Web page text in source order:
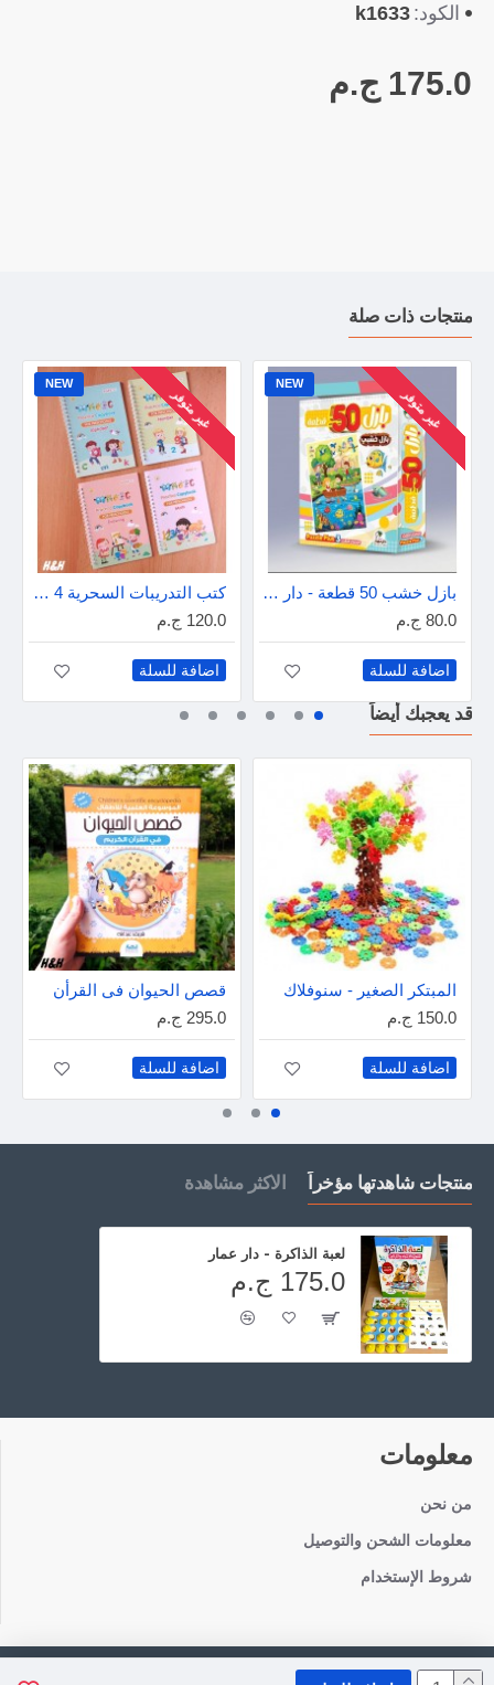
الكود: k1633
175.0 ج.م
منتجات ذات صلة
NEW
غير متوفر
بازل خشب 50 قطعة - دار عمار
80.0 ج.م
اضافة للسلة
NEW
غير متوفر
كتب التدريبات السحرية 4 كتب - إنجليزى
120.0 ج.م
اضافة للسلة
قد يعجبك أيضاً
المبتكر الصغير - سنوفلاك
150.0 ج.م
اضافة للسلة
قصص الحيوان فى القرأن
295.0 ج.م
اضافة للسلة
منتجات شاهدتها مؤخراً الاكثر مشاهدة
لعبة الذاكرة - دار عمار
175.0 ج.م
معلومات
من نحن
معلومات الشحن والتوصيل
شروط الإستخدام
Copyright © 2021, TotaToys, All Rights Reserved